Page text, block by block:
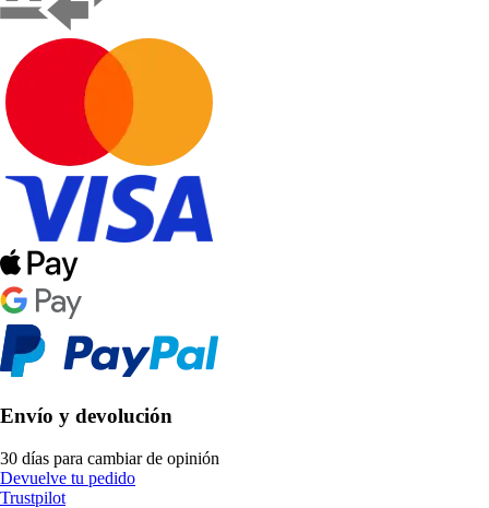
Envío y devolución
30 días para cambiar de opinión
Devuelve tu pedido
Trustpilot